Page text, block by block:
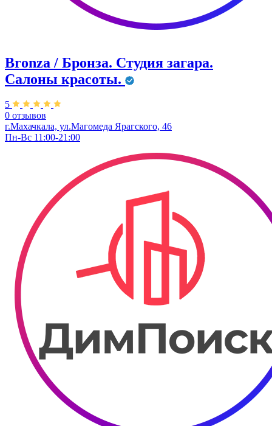
Bronza / Бронза. Студия загара.
Салоны красоты.
5
0 отзывов
г.Махачкала, ул.​Магомеда Ярагского, 46​
Пн-Вс 11:00-21:00